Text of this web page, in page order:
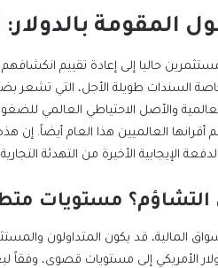
المقومة
حاليا إلى إعادة تقييم
السندات طويلة الأجل، التي
والأصل الاحتياطي العالمي
أقرانها العالميين هذا العام أيضاً.
الإيجابية الأخيرة من التهدئة
مستويات
المالية، قد يكون المتداولون
الأمريكي إلى مستويات قصوى،